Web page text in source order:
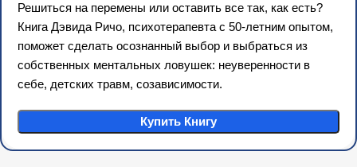
Решиться на перемены или оставить все так, как есть?
Книга Дэвида Ричо, психотерапевта с 50-летним опытом,
поможет сделать осознанный выбор и выбраться из
собственных ментальных ловушек: неуверенности в
себе, детских травм, созависимости.
Купить Книгу